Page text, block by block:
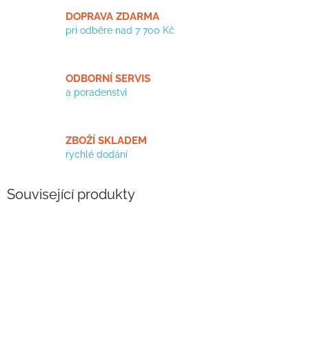
DOPRAVA ZDARMA
pri odběre nad 7 700 Kč
ODBORNÍ SERVIS
a poradenství
ZBOŽÍ SKLADEM
rychlé dodání
Související produkty